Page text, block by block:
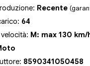
Recente
64
M: max 130 km/
8590341050458